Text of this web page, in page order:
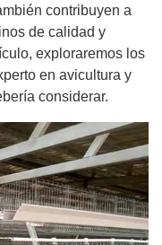
contribuyen a
de calidad y
exploraremos los
en avicultura y
considerar.